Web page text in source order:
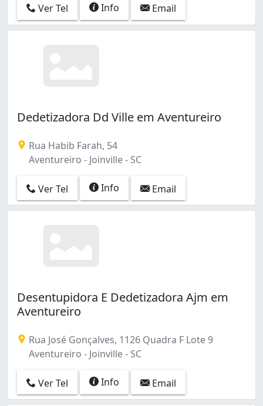
Ver Tel Info Email
Dedetizadora Dd Ville em Aventureiro
Rua Habib Farah, 54
Aventureiro - Joinville - SC
Ver Tel Info Email
Desentupidora E Dedetizadora Ajm em
Aventureiro
Rua José Gonçalves, 1126 Quadra F Lote 9
Aventureiro - Joinville - SC
Ver Tel Info Email